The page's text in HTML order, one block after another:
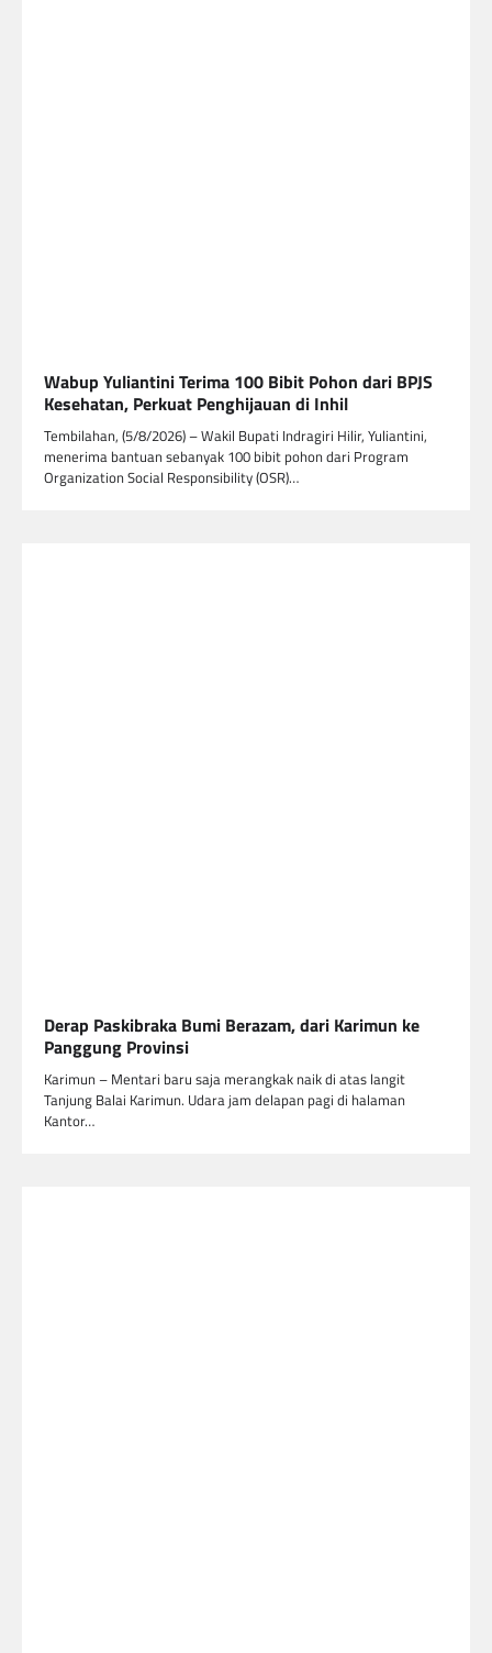
Wabup Yuliantini Terima 100 Bibit Pohon dari BPJS
Kesehatan, Perkuat Penghijauan di Inhil
Tembilahan, (5/8/2026) – Wakil Bupati Indragiri Hilir, Yuliantini,
menerima bantuan sebanyak 100 bibit pohon dari Program
Organization Social Responsibility (OSR)…
Derap Paskibraka Bumi Berazam, dari Karimun ke
Panggung Provinsi
Karimun – Mentari baru saja merangkak naik di atas langit
Tanjung Balai Karimun. Udara jam delapan pagi di halaman
Kantor…